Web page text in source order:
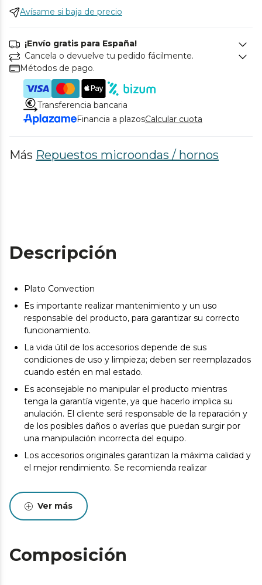
Avísame si baja de precio
¡Envío gratis para España!
Cancela o devuelve tu pedido fácilmente.
Métodos de pago.
Transferencia bancaria
Financia a plazosCalcular cuota
Más Repuestos microondas / hornos
Descripción
Plato Convection
Es importante realizar mantenimiento y un uso
responsable del producto, para garantizar su correcto
funcionamiento.
La vida útil de los accesorios depende de sus
condiciones de uso y limpieza; deben ser reemplazados
cuando estén en mal estado.
Es aconsejable no manipular el producto mientras
tenga la garantía vigente, ya que hacerlo implica su
anulación. El cliente será responsable de la reparación y
de los posibles daños o averías que puedan surgir por
una manipulación incorrecta del equipo.
Los accesorios originales garantizan la máxima calidad y
el mejor rendimiento. Se recomienda realizar
Ver más
Composición